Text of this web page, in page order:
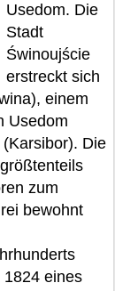
Usedom. Die
Stadt
Świnoujście
erstreckt sich
einem
Usedom
Die
zum
bewohnt
1824 eines